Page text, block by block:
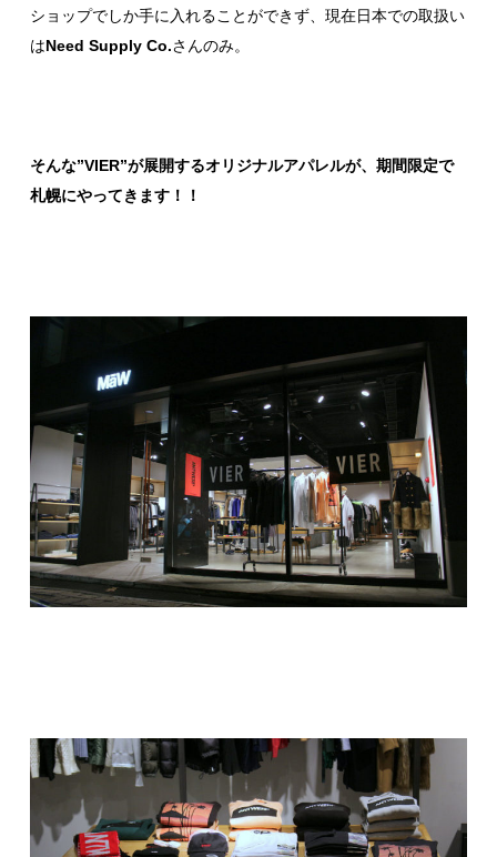
ショップでしか手に入れることができず、現在日本での取扱い
はNeed Supply Co.さんのみ。
そんな”VIER”が展開するオリジナルアパレルが、期間限定で
札幌にやってきます！！